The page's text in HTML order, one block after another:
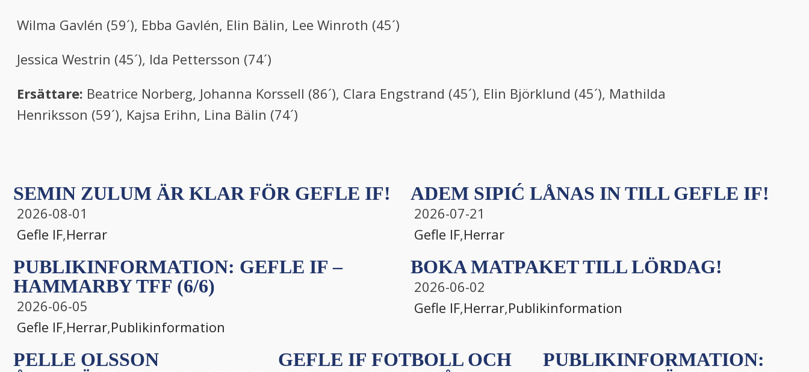
Wilma Gavlén (59´), Ebba Gavlén, Elin Bälin, Lee Winroth (45´)
Jessica Westrin (45´), Ida Pettersson (74´)
Ersättare: Beatrice Norberg, Johanna Korssell (86´), Clara Engstrand (45´), Elin Björklund (45´), Mathilda
Henriksson (59´), Kajsa Erihn, Lina Bälin (74´)
SEMIN ZULUM ÄR KLAR FÖR GEFLE IF!
2026-08-01
Gefle IF,Herrar
ADEM SIPIĆ LÅNAS IN TILL GEFLE IF!
2026-07-21
Gefle IF,Herrar
PUBLIKINFORMATION: GEFLE IF –
HAMMARBY TFF (6/6)
2026-06-05
Gefle IF,Herrar,Publikinformation
BOKA MATPAKET TILL LÖRDAG!
2026-06-02
Gefle IF,Herrar,Publikinformation
PELLE OLSSON
GEFLE IF FOTBOLL OCH
PUBLIKINFORMATION: